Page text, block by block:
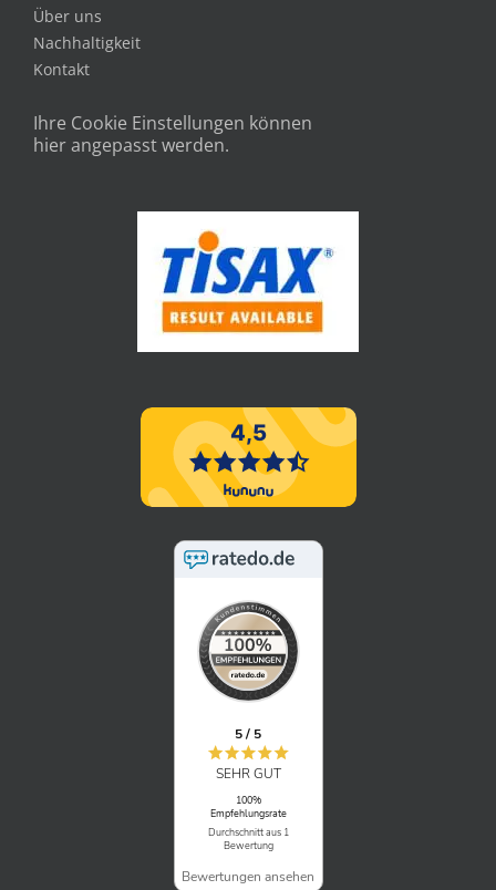
Über uns
Nachhaltigkeit
Kontakt
Ihre Cookie Einstellungen können
hier angepasst werden.
5 / 5
SEHR GUT
100%
Empfehlungsrate
Durchschnitt aus 1
Bewertung
Bewertungen ansehen